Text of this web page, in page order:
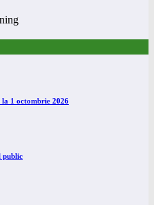
1 octombrie 2026
public